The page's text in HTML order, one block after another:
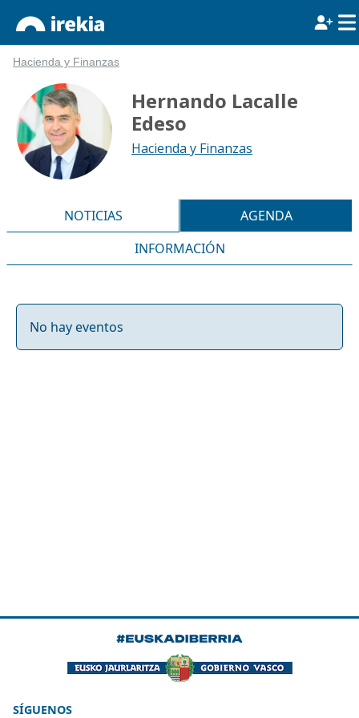
Hacienda y Finanzas
Hernando Lacalle
Edeso
Hacienda y Finanzas
NOTICIAS
AGENDA
INFORMACIÓN
No hay eventos
SÍGUENOS